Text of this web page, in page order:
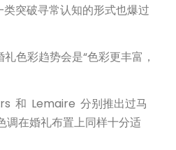
类突破寻常认知的形式也爆过
色彩趋势会是“色彩更丰富，
和 Lemaire 分别推出过马
调在婚礼布置上同样十分适